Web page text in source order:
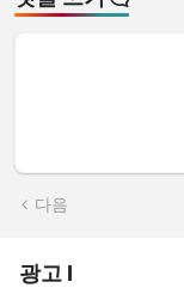
다음
광고 I